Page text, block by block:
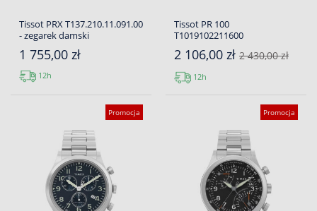
Tissot PRX T137.210.11.091.00
- zegarek damski
1 755,00 zł
12h
Tissot PR 100
T1019102211600
2 106,00 zł 2 430,00 zł
12h
Promocja Promocja